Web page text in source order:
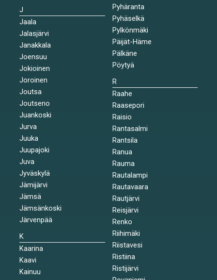
J
Jaala
Jalasjärvi
Janakkala
Joensuu
Jokioinen
Joroinen
Joutsa
Joutseno
Juankoski
Jurva
Juuka
Juupajoki
Juva
Jyväskylä
Jämijärvi
Jämsä
Jämsänkoski
Järvenpää
K
Kaarina
Kaavi
Kainuu
Pyhäranta
Pyhäselkä
Pylkönmäki
Päijät-Häme
Pälkäne
Pöytyä
R
Raahe
Raasepori
Raisio
Rantasalmi
Rantsila
Ranua
Rauma
Rautalampi
Rautavaara
Rautjärvi
Reisjärvi
Renko
Riihimäki
Riistavesi
Ristiina
Ristijärvi